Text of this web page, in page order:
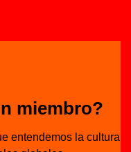
miembro?
entendemos la cultura